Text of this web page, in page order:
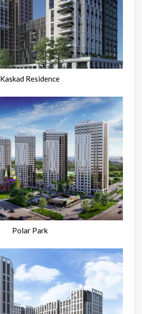
Kaskad Residence
Polar Park